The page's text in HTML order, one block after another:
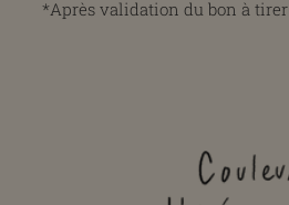
*Après validation du bon à tirer